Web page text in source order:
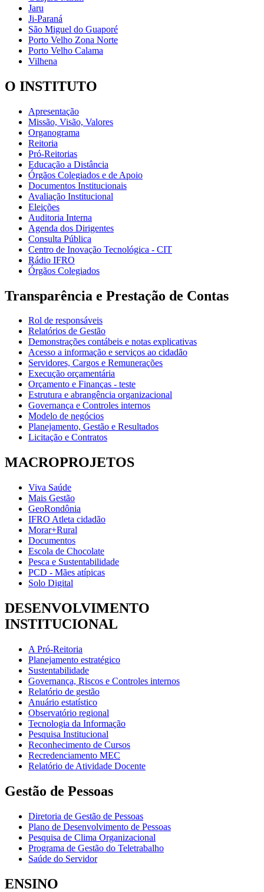
Jaru
Ji-Paraná
São Miguel do Guaporé
Porto Velho Zona Norte
Porto Velho Calama
Vilhena
O INSTITUTO
Apresentação
Missão, Visão, Valores
Organograma
Reitoria
Pró-Reitorias
Educação a Distância
Órgãos Colegiados e de Apoio
Documentos Institucionais
Avaliação Institucional
Eleições
Auditoria Interna
Agenda dos Dirigentes
Consulta Pública
Centro de Inovação Tecnológica - CIT
Rádio IFRO
Órgãos Colegiados
Transparência e Prestação de Contas
Rol de responsáveis
Relatórios de Gestão
Demonstrações contábeis e notas explicativas
Acesso a informação e serviços ao cidadão
Servidores, Cargos e Remunerações
Execução orçamentária
Orçamento e Finanças - teste
Estrutura e abrangência organizacional
Governança e Controles internos
Modelo de negócios
Planejamento, Gestão e Resultados
Licitação e Contratos
MACROPROJETOS
Viva Saúde
Mais Gestão
GeoRondônia
IFRO Atleta cidadão
Morar+Rural
Documentos
Escola de Chocolate
Pesca e Sustentabilidade
PCD - Mães atípicas
Solo Digital
DESENVOLVIMENTO
INSTITUCIONAL
A Pró-Reitoria
Planejamento estratégico
Sustentabilidade
Governança, Riscos e Controles internos
Relatório de gestão
Anuário estatístico
Observatório regional
Tecnologia da Informação
Pesquisa Institucional
Reconhecimento de Cursos
Recredenciamento MEC
Relatório de Atividade Docente
Gestão de Pessoas
Diretoria de Gestão de Pessoas
Plano de Desenvolvimento de Pessoas
Pesquisa de Clima Organizacional
Programa de Gestão do Teletrabalho
Saúde do Servidor
ENSINO